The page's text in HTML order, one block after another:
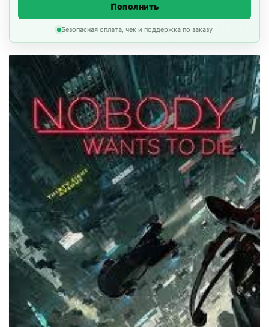
Пополнить
Безопасная оплата, чек и поддержка по заказу